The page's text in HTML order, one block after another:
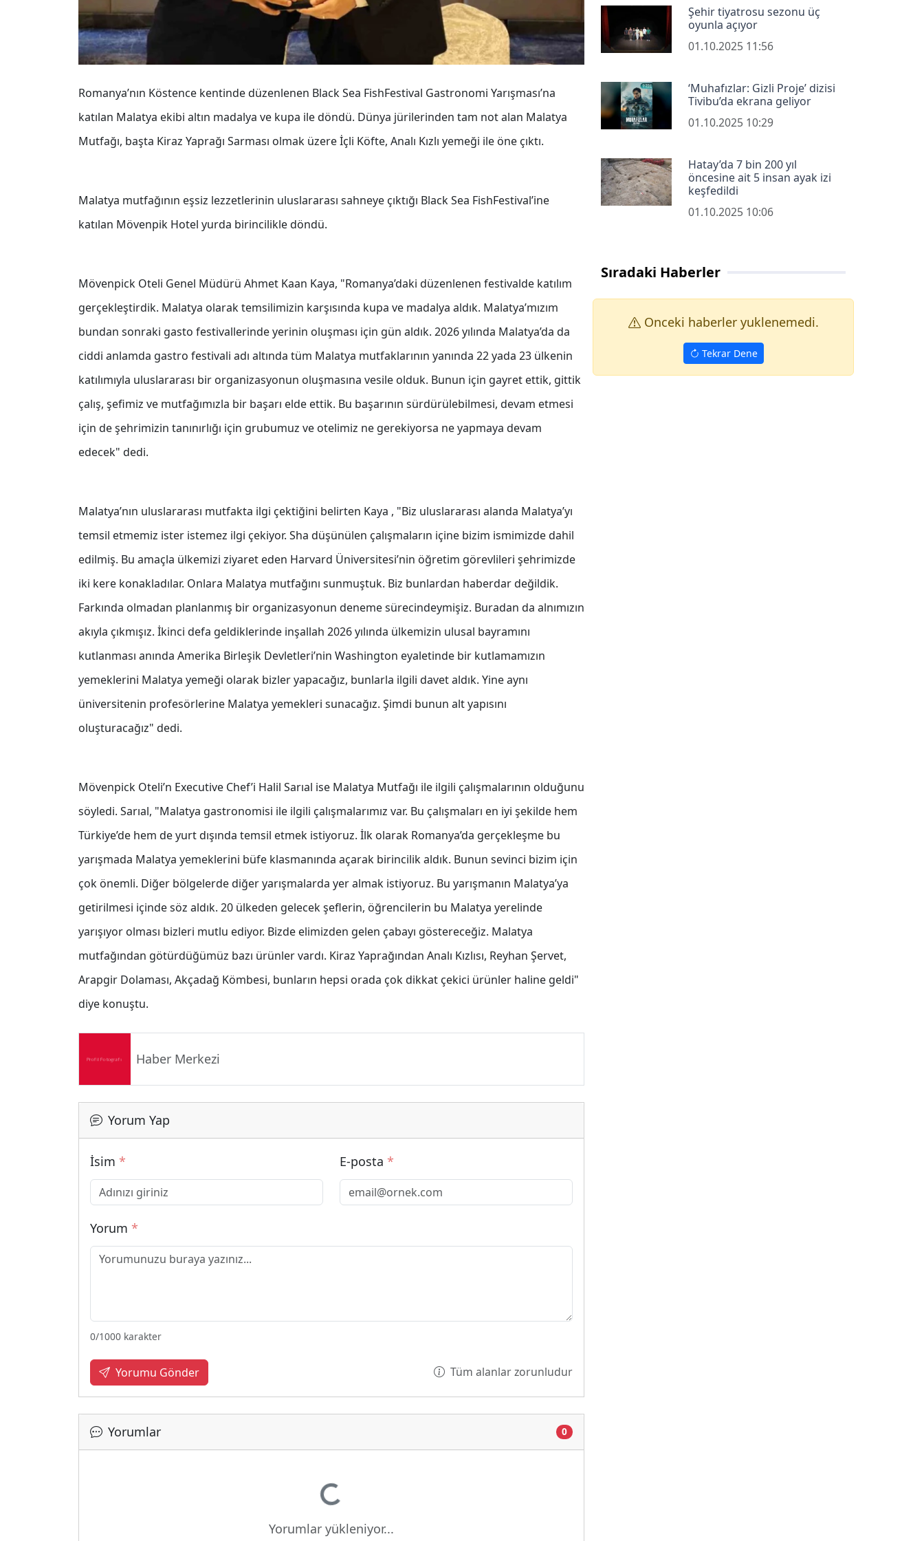
Romanya’nın Köstence kentinde düzenlenen Black Sea FishFestival Gastronomi Yarışması’na
katılan Malatya ekibi altın madalya ve kupa ile döndü. Dünya jürilerinden tam not alan Malatya
Mutfağı, başta Kiraz Yaprağı Sarması olmak üzere İçli Köfte, Analı Kızlı yemeği ile öne çıktı.
Malatya mutfağının eşsiz lezzetlerinin uluslararası sahneye çıktığı Black Sea FishFestival’ine
katılan Mövenpik Hotel yurda birincilikle döndü.
Mövenpick Oteli Genel Müdürü Ahmet Kaan Kaya, "Romanya’daki düzenlenen festivalde katılım
gerçekleştirdik. Malatya olarak temsilimizin karşısında kupa ve madalya aldık. Malatya’mızım
bundan sonraki gasto festivallerinde yerinin oluşması için gün aldık. 2026 yılında Malatya’da da
ciddi anlamda gastro festivali adı altında tüm Malatya mutfaklarının yanında 22 yada 23 ülkenin
katılımıyla uluslararası bir organizasyonun oluşmasına vesile olduk. Bunun için gayret ettik, gittik
çalış, şefimiz ve mutfağımızla bir başarı elde ettik. Bu başarının sürdürülebilmesi, devam etmesi
için de şehrimizin tanınırlığı için grubumuz ve otelimiz ne gerekiyorsa ne yapmaya devam
edecek" dedi.
Malatya’nın uluslararası mutfakta ilgi çektiğini belirten Kaya , "Biz uluslararası alanda Malatya’yı
temsil etmemiz ister istemez ilgi çekiyor. Sha düşünülen çalışmaların içine bizim ismimizde dahil
edilmiş. Bu amaçla ülkemizi ziyaret eden Harvard Üniversitesi’nin öğretim görevlileri şehrimizde
iki kere konakladılar. Onlara Malatya mutfağını sunmuştuk. Biz bunlardan haberdar değildik.
Farkında olmadan planlanmış bir organizasyonun deneme sürecindeymişiz. Buradan da alnımızın
akıyla çıkmışız. İkinci defa geldiklerinde inşallah 2026 yılında ülkemizin ulusal bayramını
kutlanması anında Amerika Birleşik Devletleri’nin Washington eyaletinde bir kutlamamızın
yemeklerini Malatya yemeği olarak bizler yapacağız, bunlarla ilgili davet aldık. Yine aynı
üniversitenin profesörlerine Malatya yemekleri sunacağız. Şimdi bunun alt yapısını
oluşturacağız" dedi.
Mövenpick Oteli’n Executive Chef’i Halil Sarıal ise Malatya Mutfağı ile ilgili çalışmalarının olduğunu
söyledi. Sarıal, "Malatya gastronomisi ile ilgili çalışmalarımız var. Bu çalışmaları en iyi şekilde hem
Türkiye’de hem de yurt dışında temsil etmek istiyoruz. İlk olarak Romanya’da gerçekleşme bu
yarışmada Malatya yemeklerini büfe klasmanında açarak birincilik aldık. Bunun sevinci bizim için
çok önemli. Diğer bölgelerde diğer yarışmalarda yer almak istiyoruz. Bu yarışmanın Malatya’ya
getirilmesi içinde söz aldık. 20 ülkeden gelecek şeflerin, öğrencilerin bu Malatya yerelinde
yarışıyor olması bizleri mutlu ediyor. Bizde elimizden gelen çabayı göstereceğiz. Malatya
mutfağından götürdüğümüz bazı ürünler vardı. Kiraz Yaprağından Analı Kızlısı, Reyhan Şervet,
Arapgir Dolaması, Akçadağ Kömbesi, bunların hepsi orada çok dikkat çekici ürünler haline geldi"
diye konuştu.
Haber Merkezi
Yorum Yap
İsim * E-posta *
Yorum *
0/1000 karakter
Yorumu Gönder Tüm alanlar zorunludur
Yorumlar 0
Yükleniyor...
Yorumlar yükleniyor...
Şehir tiyatrosu sezonu üç
oyunla açıyor
01.10.2025 11:56
‘Muhafızlar: Gizli Proje’ dizisi
Tivibu’da ekrana geliyor
01.10.2025 10:29
Hatay’da 7 bin 200 yıl
öncesine ait 5 insan ayak izi
keşfedildi
01.10.2025 10:06
Sıradaki Haberler
Onceki haberler yuklenemedi.
Tekrar Dene